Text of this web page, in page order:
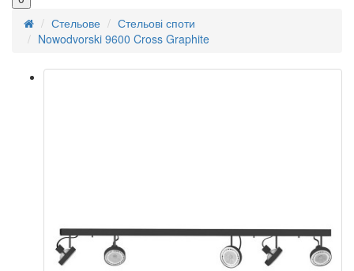
Стельове
Стельові споти
Nowodvorski 9600 Cross Graphite